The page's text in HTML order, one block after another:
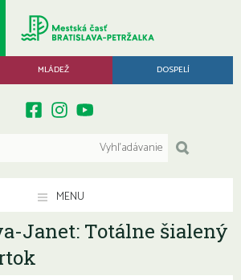
MLÁDEŽ DOSPELÍ
MENU
Janet: Totálne šialený